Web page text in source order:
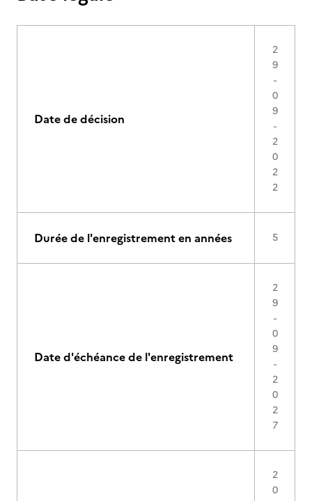
Date de décision
2
9
-
0
9
-
2
0
2
2
Durée de l'enregistrement en années 5
Date d'échéance de l'enregistrement
2
9
-
0
9
-
2
0
2
7
2
0